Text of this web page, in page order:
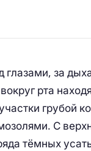
глазами, за
рта
грубой
С
тёмных